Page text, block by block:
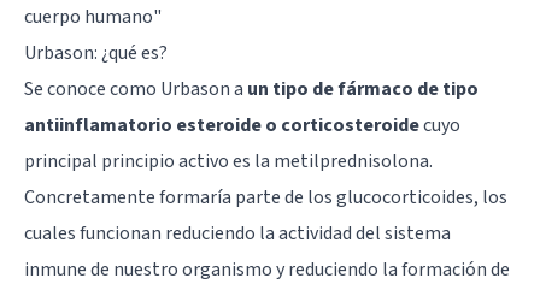
cuerpo humano"
Urbason: ¿qué es?
Se conoce como Urbason a un tipo de fármaco de tipo
antiinflamatorio esteroide o corticosteroidecuyo
principal principio activo es la metilprednisolona.
Concretamente formaría parte de los glucocorticoides, los
cuales funcionan reduciendo la actividad del sistema
inmune de nuestro organismo y reduciendo la formación de